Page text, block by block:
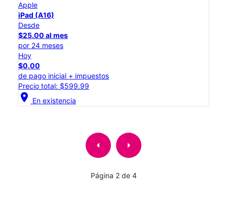
Apple
iPad (A16)
Desde
$25.00 al mes
por 24 meses
Hoy
$0.00
de pago inicial + impuestos
Precio total: $599.99
location_on En existencia
arrow_left arrow_right
Página 2 de 4